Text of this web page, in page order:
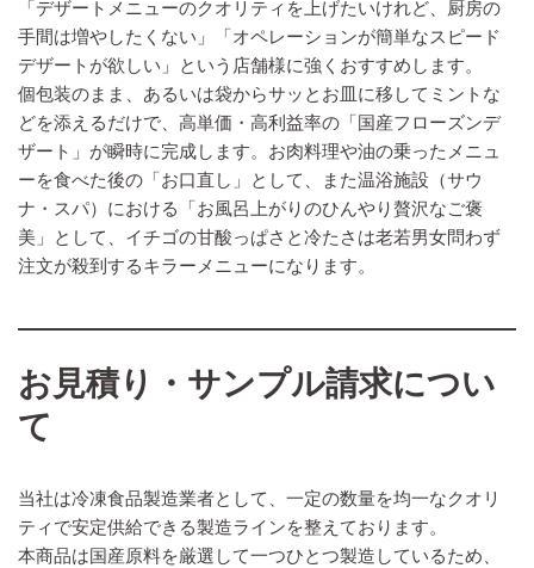
「デザートメニューのクオリティを上げたいけれど、厨房の
手間は増やしたくない」「オペレーションが簡単なスピード
デザートが欲しい」という店舗様に強くおすすめします。
個包装のまま、あるいは袋からサッとお皿に移してミントな
どを添えるだけで、高単価・高利益率の「国産フローズンデ
ザート」が瞬時に完成します。お肉料理や油の乗ったメニュ
ーを食べた後の「お口直し」として、また温浴施設（サウ
ナ・スパ）における「お風呂上がりのひんやり贅沢なご褒
美」として、イチゴの甘酸っぱさと冷たさは老若男女問わず
注文が殺到するキラーメニューになります。
お見積り・サンプル請求につい
て
当社は冷凍食品製造業者として、一定の数量を均一なクオリ
ティで安定供給できる製造ラインを整えております。
本商品は国産原料を厳選して一つひとつ製造しているため、